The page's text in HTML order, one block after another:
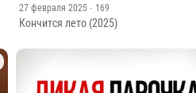
27 февраля 2025 · 169
Кончится лето (2025)